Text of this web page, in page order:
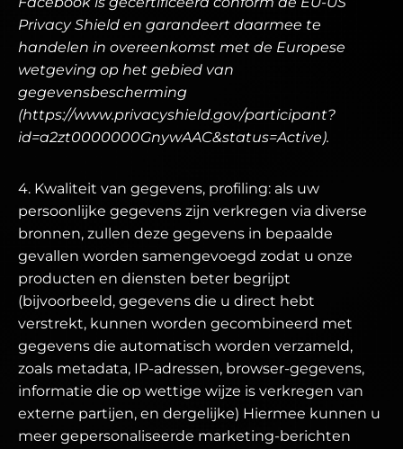
Privacy Shield en garandeert daarmee te
handelen in overeenkomst met de Europese
wetgeving op het gebied van
gegevensbescherming
(https://www.privacyshield.gov/participant?
id=a2zt0000000GnywAAC&status=Active).
4. Kwaliteit van gegevens, profiling: als uw
persoonlijke gegevens zijn verkregen via diverse
bronnen, zullen deze gegevens in bepaalde
gevallen worden samengevoegd zodat u onze
producten en diensten beter begrijpt
(bijvoorbeeld, gegevens die u direct hebt
verstrekt, kunnen worden gecombineerd met
gegevens die automatisch worden verzameld,
zoals metadata, IP-adressen, browser-gegevens,
informatie die op wettige wijze is verkregen van
externe partijen, en dergelijke) Hiermee kunnen u
meer gepersonaliseerde marketing-berichten